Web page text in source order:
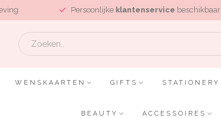
Persoonlijke klantenservice beschikbaar
WENSKAARTEN GIFTS STATIONERY
BEAUTY ACCESSOIRES